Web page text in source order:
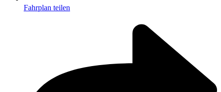
Fahrplan teilen